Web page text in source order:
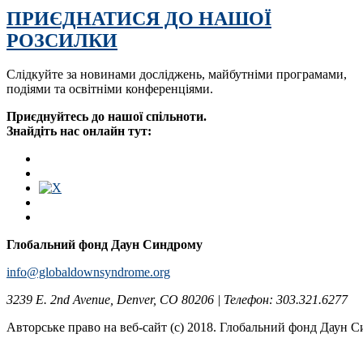
ПРИЄДНАТИСЯ ДО НАШОЇ
РОЗСИЛКИ
Слідкуйте за новинами досліджень, майбутніми програмами,
подіями та освітніми конференціями.
Приєднуйтесь до нашої спільноти.
Знайдіть нас онлайн тут:
Глобальний фонд Даун Синдрому
info@globaldownsyndrome.org
3239 E. 2nd Avenue, Denver, CO 80206 | Телефон: 303.321.6277
Авторське право на веб-сайт (c) 2018. Глобальний фонд Даун